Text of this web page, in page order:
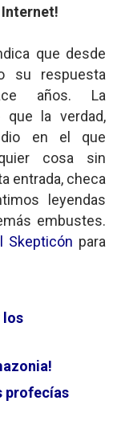
que desde
su respuesta
años. La
que la verdad,
en el que
cosa sin
entrada, checa
leyendas
embustes.
Skepticón para
los
profecías